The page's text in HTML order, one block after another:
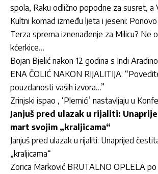
spola, Raku odlično popodne za susret, a
Kultni komad između ljeta i jeseni:
Terza sprema iznenađenje za Milicu? Ne
kćerkice…
Bojan Bjelić nakon 12 godina s Indi
ENA ČOLIĆ NAKON RIJALITIJA:
pouzdanosti vaših izvora…”
Zrinjski ispao , ‘Plemići’ nastavljaju u
Janjuš pred ulazak u rijaliti:
mart svojim „kraljicama“
Janjuš pred ulazak u rijaliti: Unaprijed
„kraljicama“
Zorica Marković BRUTALNO OPLELA